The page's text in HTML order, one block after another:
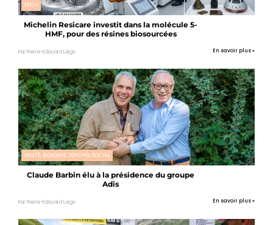
TECH
Michelin Resicare investit dans la molécule 5-
HMF, pour des résines biosourcées
Par Pierre-Edouard Laigo En savoir plus »
SANTÉ, BIOLOGIE, PSYCHO, SOCIAL
Claude Barbin élu à la présidence du groupe
Adis
Par Pierre-Edouard Laigo En savoir plus »